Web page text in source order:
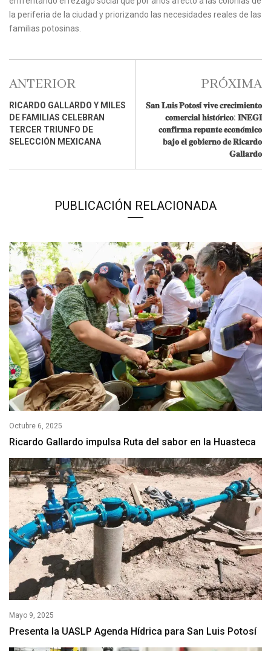
la periferia de la ciudad y priorizando las necesidades reales de las
familias potosinas.
ANTERIOR
RICARDO GALLARDO Y MILES
DE FAMILIAS CELEBRAN
TERCER TRIUNFO DE
SELECCIÓN MEXICANA
PRÓXIMA
𝐒𝐚𝐧 𝐋𝐮𝐢𝐬 𝐏𝐨𝐭𝐨𝐬𝐢́ 𝐯𝐢𝐯𝐞 𝐜𝐫𝐞𝐜𝐢𝐦𝐢𝐞𝐧𝐭𝐨
𝐜𝐨𝐦𝐞𝐫𝐜𝐢𝐚𝐥 𝐡𝐢𝐬𝐭𝐨́𝐫𝐢𝐜𝐨: 𝐈𝐍𝐄𝐆𝐈
𝐜𝐨𝐧𝐟𝐢𝐫𝐦𝐚 𝐫𝐞𝐩𝐮𝐧𝐭𝐞 𝐞𝐜𝐨𝐧𝐨́𝐦𝐢𝐜𝐨
𝐛𝐚𝐣𝐨 𝐞𝐥 𝐠𝐨𝐛𝐢𝐞𝐫𝐧𝐨 𝐝𝐞 𝐑𝐢𝐜𝐚𝐫𝐝𝐨
𝐆𝐚𝐥𝐥𝐚𝐫𝐝𝐨
PUBLICACIÓN RELACIONADA
Octubre 6, 2025
Ricardo Gallardo impulsa Ruta del sabor en la Huasteca
Mayo 9, 2025
Presenta la UASLP Agenda Hídrica para San Luis Potosí